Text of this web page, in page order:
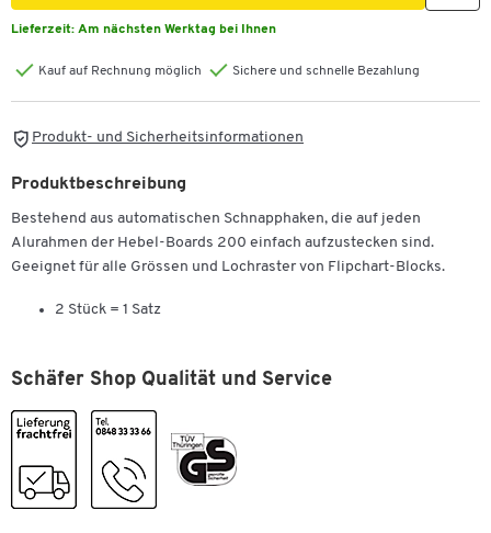
Lieferzeit: Am nächsten Werktag bei Ihnen
Kauf auf Rechnung möglich Sichere und schnelle Bezahlung
Produkt- und Sicherheitsinformationen
Produktbeschreibung
Bestehend aus automatischen Schnapphaken, die auf jeden
Alurahmen der Hebel-Boards 200 einfach aufzustecken sind.
Geeignet für alle Grössen und Lochraster von Flipchart-Blocks.
2 Stück = 1 Satz
Schäfer Shop Qualität und Service